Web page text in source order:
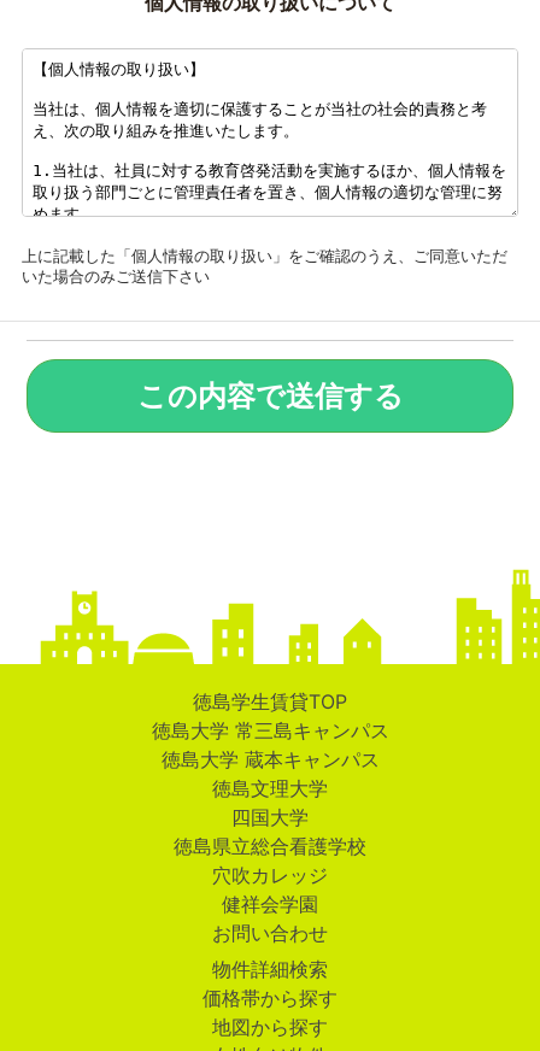
上に記載した「個人情報の取り扱い」をご確認のうえ、ご同意いただ
いた場合のみご送信下さい
徳島学生賃貸TOP
徳島大学 常三島キャンパス
徳島大学 蔵本キャンパス
徳島文理大学
四国大学
徳島県立総合看護学校
穴吹カレッジ
健祥会学園
お問い合わせ
物件詳細検索
価格帯から探す
地図から探す